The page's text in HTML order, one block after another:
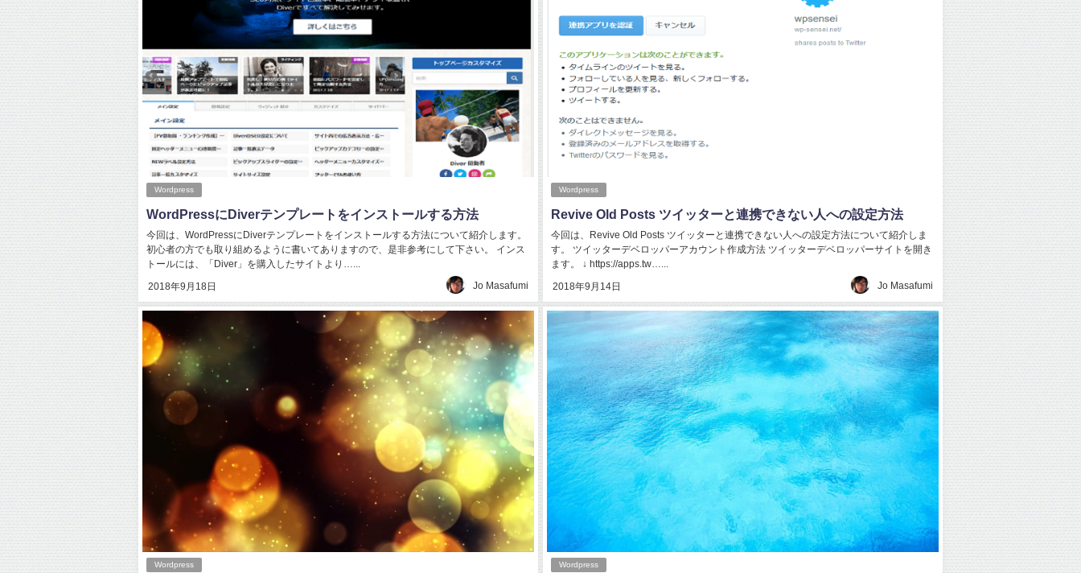
Wordpress
WordPressにDiverテンプレートをインストールする方法
今回は、WordPressにDiverテンプレートをインストールする方法について紹介します。
初心者の方でも取り組めるように書いてありますので、是非参考にして下さい。 インス
トールには、「Diver」を購入したサイトより…...
2018年9月18日 Jo Masafumi
Wordpress
Revive Old Posts ツイッターと連携できない人への設定方法
今回は、Revive Old Posts ツイッターと連携できない人への設定方法について紹介しま
す。 ツイッターデベロッパーアカウント作成方法 ツイッターデベロッパーサイトを開き
ます。 ↓ https://apps.tw…...
2018年9月14日 Jo Masafumi
Wordpress Wordpress